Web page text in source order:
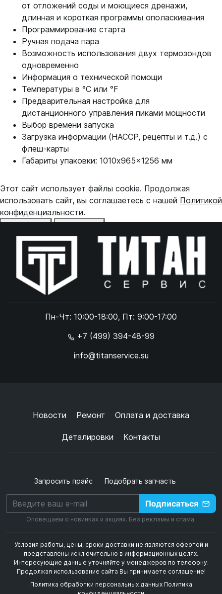
от отложений соды и моющиеся дренажи,
длинная и короткая программы ополаскивания
Программирование старта
Ручная подача пара
Возможность использования двух термозондов
одновременно
Информация о технической помощи
Температуры в °C или °F
Предварительная настройка для
дистанционного управления пиками мощности
Выбор времени запуска
Загрузка информации (HACCP, рецепты и т.д.) с
флеш-карты
Габариты упаковки: 1010x965x1256 мм
Пн-Чт: 10:00-18:00, Пт: 9:00-17:00
+7 (499) 394-48-99
info@titanservice.su
Новости Ремонт Оплата и доставка
Деталировки Контакты
Запросить прайс Подобрать запчасть
Подписаться
Оповещаем о новинках и акциях. Без рекламы и спама.
Условия работы, цены, сроки доставки не являются офертой и
представлены исключительно в информационных целях.
Интересующие данные уточняйте у менеджеров по телефону.
Продолжая использование сайта Вы принимаете соглашение!
Политика обработки персональных данных Политика
Этот сайт использует файлы cookie. Продолжая
использовать сайт, вы соглашаетесь с нашей Политикой
конфиденциальности.
Online чат
Online чат